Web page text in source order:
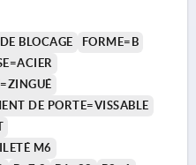
BLOCAGE
FORME=B
DE PORTE=VISSABLE
M6